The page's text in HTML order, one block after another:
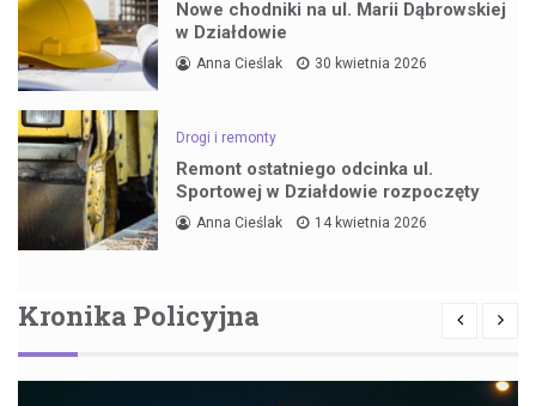
Nowe chodniki na ul. Marii Dąbrowskiej
w Działdowie
Anna Cieślak 30 kwietnia 2026
Drogi i remonty
Remont ostatniego odcinka ul.
Sportowej w Działdowie rozpoczęty
Anna Cieślak 14 kwietnia 2026
Kronika Policyjna